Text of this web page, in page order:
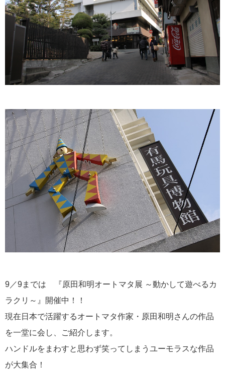
9／9までは 『原田和明オートマタ展 ～動かして遊べるカ
ラクリ～』開催中！！
現在日本で活躍するオートマタ作家・原田和明さんの作品
を一堂に会し、ご紹介します。
ハンドルをまわすと思わず笑ってしまうユーモラスな作品
が大集合！